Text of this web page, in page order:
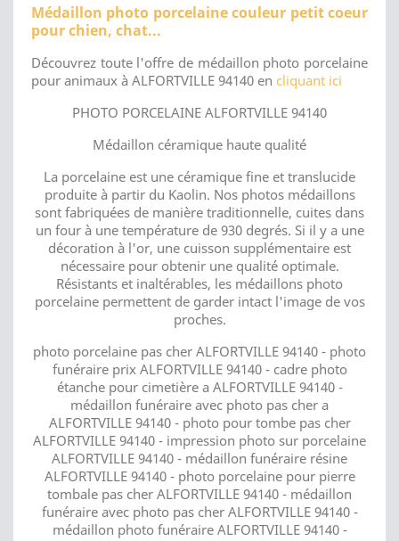
Médaillon photo porcelaine couleur petit coeur
pour chien, chat...
Découvrez toute l'offre de médaillon photo porcelaine
pour animaux à ALFORTVILLE 94140 en cliquant ici
PHOTO PORCELAINE ALFORTVILLE 94140
Médaillon céramique haute qualité
La porcelaine est une céramique fine et translucide
produite à partir du Kaolin. Nos photos médaillons
sont fabriquées de manière traditionnelle, cuites dans
un four à une température de 930 degrés. Si il y a une
décoration à l'or, une cuisson supplémentaire est
nécessaire pour obtenir une qualité optimale.
Résistants et inaltérables, les médaillons photo
porcelaine permettent de garder intact l'image de vos
proches.
photo porcelaine pas cher ALFORTVILLE 94140 - photo
funéraire prix ALFORTVILLE 94140 - cadre photo
étanche pour cimetière a ALFORTVILLE 94140 -
médaillon funéraire avec photo pas cher a
ALFORTVILLE 94140 - photo pour tombe pas cher
ALFORTVILLE 94140 - impression photo sur porcelaine
ALFORTVILLE 94140 - médaillon funéraire résine
ALFORTVILLE 94140 - photo porcelaine pour pierre
tombale pas cher ALFORTVILLE 94140 - médaillon
funéraire avec photo pas cher ALFORTVILLE 94140 -
médaillon photo funéraire ALFORTVILLE 94140 -